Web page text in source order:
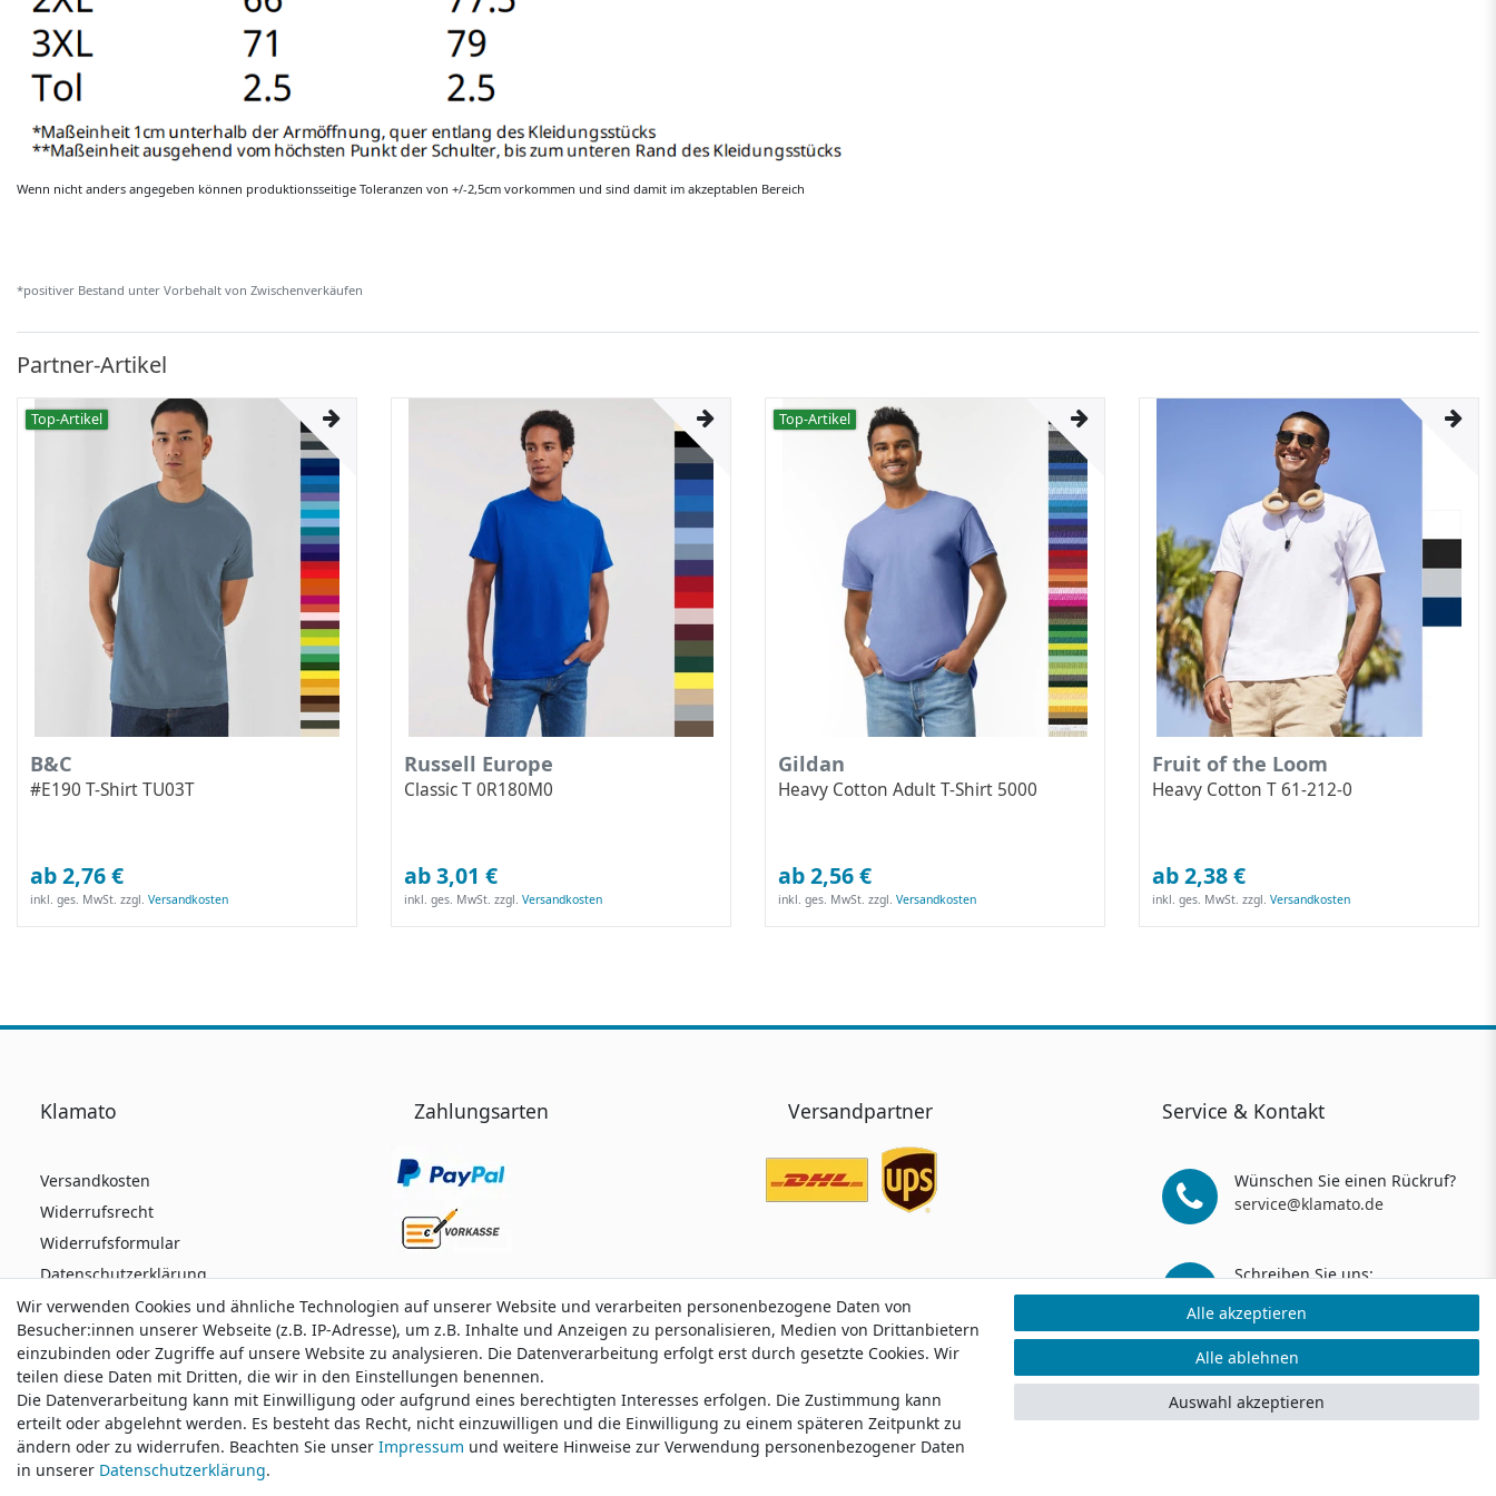
Wenn nicht anders angegeben können produktionsseitige Toleranzen von +/-2,5cm vorkommen und sind damit im akzeptablen Bereich
*positiver Bestand unter Vorbehalt von Zwischenverkäufen
Partner-Artikel
Top-Artikel
B&C
#E190 T-Shirt TU03T
ab 2,76 €
inkl. ges. MwSt. zzgl.Versandkosten
Russell Europe
Classic T 0R180M0
ab 3,01 €
inkl. ges. MwSt. zzgl.Versandkosten
Top-Artikel
Gildan
Heavy Cotton Adult T-Shirt 5000
ab 2,56 €
inkl. ges. MwSt. zzgl.Versandkosten
Fruit of the Loom
Heavy Cotton T 61-212-0
ab 2,38 €
inkl. ges. MwSt. zzgl.Versandkosten
Klamato
Versandkosten
Widerrufsrecht
Widerrufsformular
Datenschutzerklärung
AGB
Impressum
Zahlungsarten Versandpartner Service & Kontakt
Wünschen Sie einen Rückruf?
service@klamato.de
Schreiben Sie uns:
service@klamato.de
Durchschnittliche Bewertung vonklamato.de bei Trustami:5.00/5.00 mit319.209Bewertungen | Bewertungsgrundlage des Anbieters: 5 Verkaufs- und 3 Bewertungsplattformen
Wir verwenden Cookies und ähnliche Technologien auf unserer Website und verarbeiten personenbezogene Daten von
Besucher:innen unserer Webseite (z.B. IP-Adresse), um z.B. Inhalte und Anzeigen zu personalisieren, Medien von Drittanbietern
einzubinden oder Zugriffe auf unsere Website zu analysieren. Die Datenverarbeitung erfolgt erst durch gesetzte Cookies. Wir
teilen diese Daten mit Dritten, die wir in den Einstellungen benennen.
Die Datenverarbeitung kann mit Einwilligung oder aufgrund eines berechtigten Interesses erfolgen. Die Zustimmung kann
erteilt oder abgelehnt werden. Es besteht das Recht, nicht einzuwilligen und die Einwilligung zu einem späteren Zeitpunkt zu
ändern oder zu widerrufen. Beachten Sie unser Impressum und weitere Hinweise zur Verwendung personenbezogener Daten
in unserer Daten­schutz­erklärung.
Alle akzeptieren
Alle ablehnen
Auswahl akzeptieren
Wir verwenden Cookies und ähnliche Technologien auf unserer Website und verarbeiten personenbezogene Daten von
Besucher:innen unserer Webseite (z.B. IP-Adresse), um z.B. Inhalte und Anzeigen zu personalisieren, Medien von Drittanbietern
einzubinden oder Zugriffe auf unsere Website zu analysieren. Die Datenverarbeitung erfolgt erst durch gesetzte Cookies. Wir
teilen diese Daten mit Dritten, die wir in den Einstellungen benennen.
Die Datenverarbeitung kann mit Einwilligung oder aufgrund eines berechtigten Interesses erfolgen. Die Zustimmung kann
erteilt oder abgelehnt werden. Es besteht das Recht, nicht einzuwilligen und die Einwilligung zu einem späteren Zeitpunkt zu
ändern oder zu widerrufen. Beachten Sie unser Impressum und weitere Hinweise zur Verwendung personenbezogener Daten
in unserer Daten­schutz­erklärung.
Alle akzeptieren
Alle ablehnen
Auswahl akzeptieren